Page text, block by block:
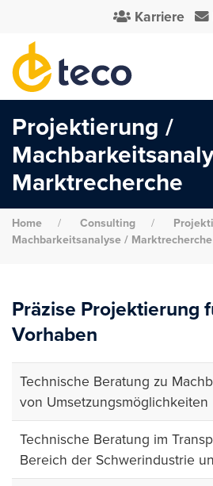
Karriere
Projektierung /
Marktrecherche
Home Consulting
Machbarkeitsanalyse / Marktrecherche
Präzise Projektierung
Vorhaben
Technische Beratung zu
von Umsetzungsmöglichkeiten
Technische Beratung im
Bereich der Schwerindustrie